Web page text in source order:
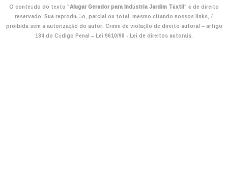
O conteúdo do texto "Alugar Gerador para Indústria Jardim Têxtil" é de direito
reservado. Sua reprodução, parcial ou total, mesmo citando nossos links, é
proibida sem a autorização do autor. Crime de violação de direito autoral – artigo
184 do Código Penal –Lei 9610/98 - Lei de direitos autorais.